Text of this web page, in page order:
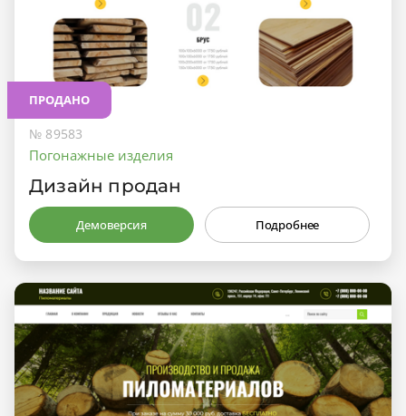
ПРОДАНО
№ 89583
Погонажные изделия
Дизайн продан
Демоверсия Подробнее